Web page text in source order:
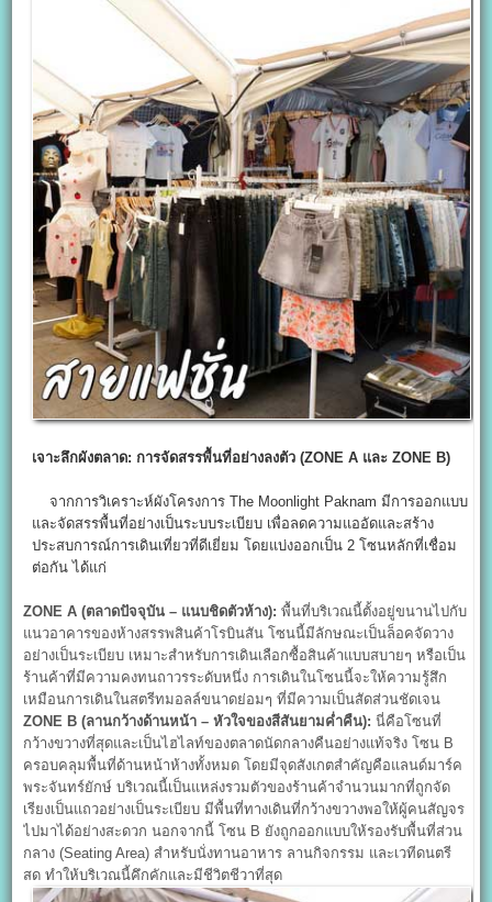
เจาะลึกผังตลาด: การจัดสรรพื้นที่อย่างลงตัว (ZONE A และ ZONE B)
จากการวิเคราะห์ผังโครงการ The Moonlight Paknam มีการออกแบบ
และจัดสรรพื้นที่อย่างเป็นระบบระเบียบ เพื่อลดความแออัดและสร้าง
ประสบการณ์การเดินเที่ยวที่ดีเยี่ยม โดยแบ่งออกเป็น 2 โซนหลักที่เชื่อม
ต่อกัน ได้แก่
ZONE A (ตลาดปัจจุบัน – แนบชิดตัวห้าง): พื้นที่บริเวณนี้ตั้งอยู่ขนานไปกับ
แนวอาคารของห้างสรรพสินค้าโรบินสัน โซนนี้มีลักษณะเป็นล็อคจัดวาง
อย่างเป็นระเบียบ เหมาะสำหรับการเดินเลือกซื้อสินค้าแบบสบายๆ หรือเป็น
ร้านค้าที่มีความคงทนถาวรระดับหนึ่ง การเดินในโซนนี้จะให้ความรู้สึก
เหมือนการเดินในสตรีทมอลล์ขนาดย่อมๆ ที่มีความเป็นสัดส่วนชัดเจน
ZONE B (ลานกว้างด้านหน้า – หัวใจของสีสันยามค่ำคืน): นี่คือโซนที่
กว้างขวางที่สุดและเป็นไฮไลท์ของตลาดนัดกลางคืนอย่างแท้จริง โซน B
ครอบคลุมพื้นที่ด้านหน้าห้างทั้งหมด โดยมีจุดสังเกตสำคัญคือแลนด์มาร์ค
พระจันทร์ยักษ์ บริเวณนี้เป็นแหล่งรวมตัวของร้านค้าจำนวนมากที่ถูกจัด
เรียงเป็นแถวอย่างเป็นระเบียบ มีพื้นที่ทางเดินที่กว้างขวางพอให้ผู้คนสัญจร
ไปมาได้อย่างสะดวก นอกจากนี้ โซน B ยังถูกออกแบบให้รองรับพื้นที่ส่วน
กลาง (Seating Area) สำหรับนั่งทานอาหาร ลานกิจกรรม และเวทีดนตรี
สด ทำให้บริเวณนี้คึกคักและมีชีวิตชีวาที่สุด